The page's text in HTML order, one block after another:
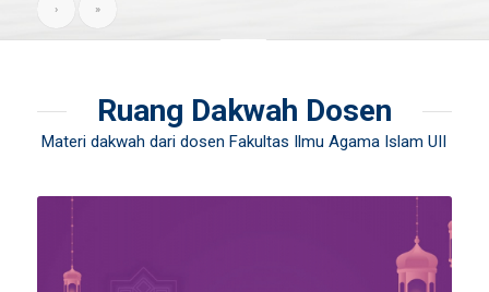
› »
Ruang Dakwah Dosen
Materi dakwah dari dosen Fakultas Ilmu Agama Islam UII